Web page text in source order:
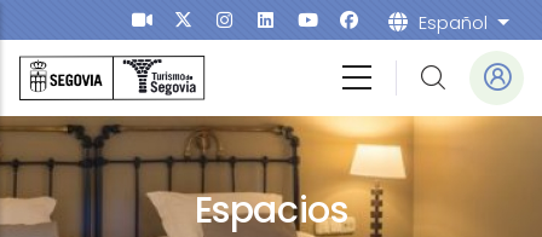
Pasar al contenido principal Español
Bureau
Espacios